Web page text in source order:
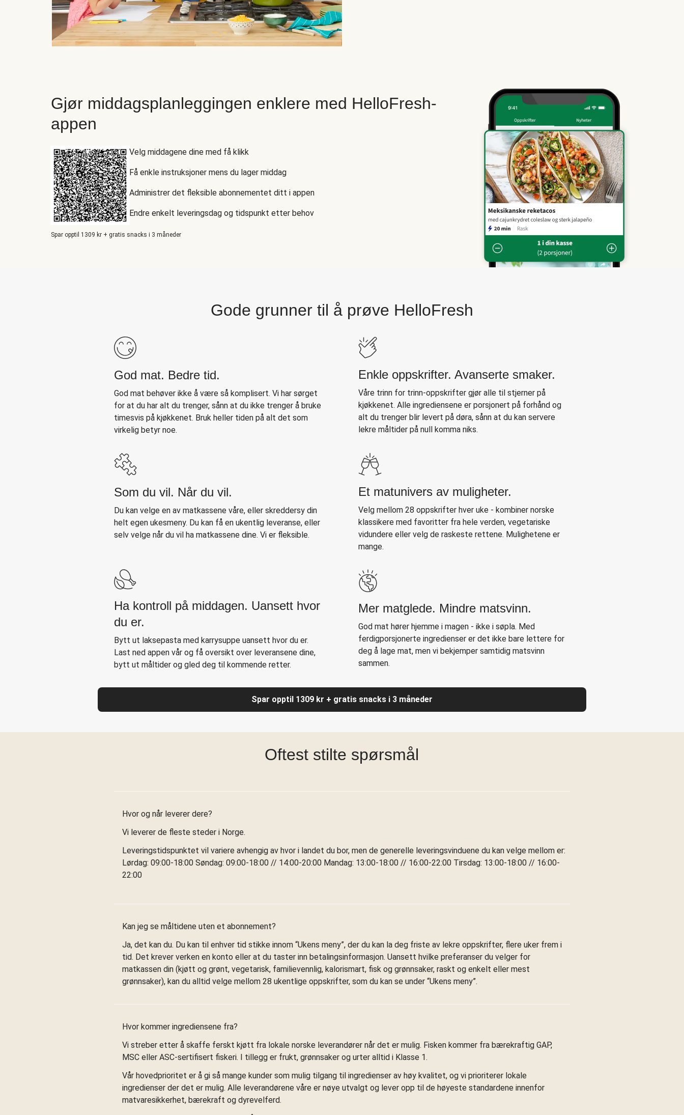
Gjør middagsplanleggingen enklere med HelloFresh-
appen
Velg middagene dine med få klikk
Få enkle instruksjoner mens du lager middag
Administrer det fleksible abonnementet ditt i appen
Endre enkelt leveringsdag og tidspunkt etter behov
Spar opptil 1309 kr + gratis snacks i 3 måneder
Gode grunner til å prøve HelloFresh
God mat. Bedre tid.
God mat behøver ikke å være så komplisert. Vi har sørget
for at du har alt du trenger, sånn at du ikke trenger å bruke
timesvis på kjøkkenet. Bruk heller tiden på alt det som
virkelig betyr noe.
Enkle oppskrifter. Avanserte smaker.
Våre trinn for trinn-oppskrifter gjør alle til stjerner på
kjøkkenet. Alle ingrediensene er porsjonert på forhånd og
alt du trenger blir levert på døra, sånn at du kan servere
lekre måltider på null komma niks.
Som du vil. Når du vil.
Du kan velge en av matkassene våre, eller skreddersy din
helt egen ukesmeny. Du kan få en ukentlig leveranse, eller
selv velge når du vil ha matkassene dine. Vi er fleksible.
Et matunivers av muligheter.
Velg mellom 28 oppskrifter hver uke - kombiner norske
klassikere med favoritter fra hele verden, vegetariske
vidundere eller velg de raskeste rettene. Mulighetene er
mange.
Ha kontroll på middagen. Uansett hvor
du er.
Bytt ut laksepasta med karrysuppe uansett hvor du er.
Last ned appen vår og få oversikt over leveransene dine,
bytt ut måltider og gled deg til kommende retter.
Mer matglede. Mindre matsvinn.
God mat hører hjemme i magen - ikke i søpla. Med
ferdigporsjonerte ingredienser er det ikke bare lettere for
deg å lage mat, men vi bekjemper samtidig matsvinn
sammen.
Spar opptil 1309 kr + gratis snacks i 3 måneder
Oftest stilte spørsmål
Hvor og når leverer dere?
Vi leverer de fleste steder i Norge.
Leveringstidspunktet vil variere avhengig av hvor i landet du bor, men de generelle leveringsvinduene du kan velge mellom er:
Lørdag: 09:00-18:00 Søndag: 09:00-18:00 // 14:00-20:00 Mandag: 13:00-18:00 // 16:00-22:00 Tirsdag: 13:00-18:00 // 16:00-
22:00
Kan jeg se måltidene uten et abonnement?
Ja, det kan du. Du kan til enhver tid stikke innom “Ukens meny”, der du kan la deg friste av lekre oppskrifter, flere uker frem i
tid. Det krever verken en konto eller at du taster inn betalingsinformasjon. Uansett hvilke preferanser du velger for
matkassen din (kjøtt og grønt, vegetarisk, familievennlig, kalorismart, fisk og grønnsaker, raskt og enkelt eller mest
grønnsaker), kan du alltid velge mellom 28 ukentlige oppskrifter, som du kan se under “Ukens meny”.
Hvor kommer ingrediensene fra?
Vi streber etter å skaffe ferskt kjøtt fra lokale norske leverandører når det er mulig. Fisken kommer fra bærekraftig GAP,
MSC eller ASC-sertifisert fiskeri. I tillegg er frukt, grønnsaker og urter alltid i Klasse 1.
Vår hovedprioritet er å gi så mange kunder som mulig tilgang til ingredienser av høy kvalitet, og vi prioriterer lokale
ingredienser der det er mulig. Alle leverandørene våre er nøye utvalgt og lever opp til de høyeste standardene innenfor
matvaresikkerhet, bærekraft og dyrevelferd.